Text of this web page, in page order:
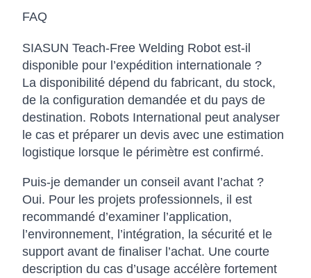
FAQ
SIASUN Teach-Free Welding Robot est-il
disponible pour l’expédition internationale ?
La disponibilité dépend du fabricant, du stock,
de la configuration demandée et du pays de
destination. Robots International peut analyser
le cas et préparer un devis avec une estimation
logistique lorsque le périmètre est confirmé.
Puis-je demander un conseil avant l’achat ?
Oui. Pour les projets professionnels, il est
recommandé d’examiner l’application,
l’environnement, l’intégration, la sécurité et le
support avant de finaliser l’achat. Une courte
description du cas d’usage accélère fortement